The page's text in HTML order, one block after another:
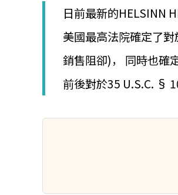
日前最新的HELSINN
美國最高法院確定了
銷售阻卻)， 同時也確
前後對於35 U.S.C. §